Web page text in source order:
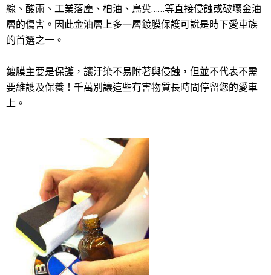
線、酸雨、工業落塵、柏油、鳥糞……等直接侵蝕或破壞金油
層的傷害。因此金油層上多一層鍍膜保護可說是時下愛車族
的首選之一。
鍍膜主要是保護，讓汙染不易附著與侵蝕，但並不代表不需
要維護及保養！千萬別讓這些有害物質長時間停留您的愛車
上。